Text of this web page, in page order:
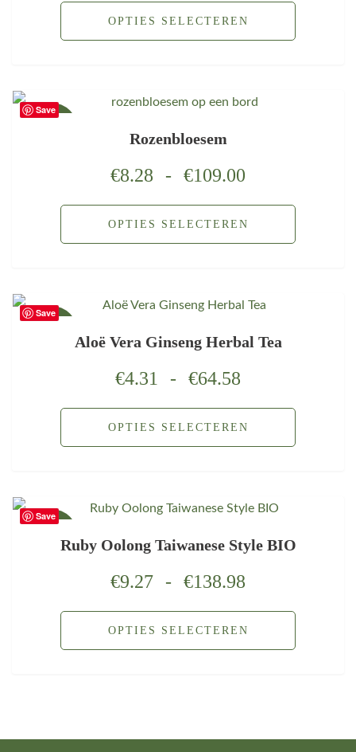
OPTIES SELECTEREN
Save
Rozenbloesem
€8.28 - €109.00
OPTIES SELECTEREN
Save
Aloë Vera Ginseng Herbal Tea
€4.31 - €64.58
OPTIES SELECTEREN
Save
Ruby Oolong Taiwanese Style BIO
€9.27 - €138.98
OPTIES SELECTEREN